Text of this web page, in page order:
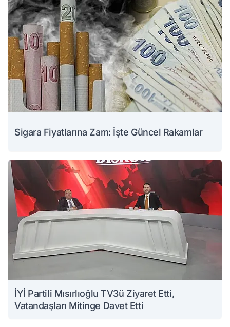
Sigara Fiyatlarına Zam: İşte Güncel Rakamlar
İYİ Partili Mısırlıoğlu TV3ü Ziyaret Etti,
Vatandaşları Mitinge Davet Etti